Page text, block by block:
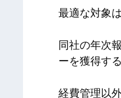
最適な対象
同社の年次
ーを獲得す
経費管理以